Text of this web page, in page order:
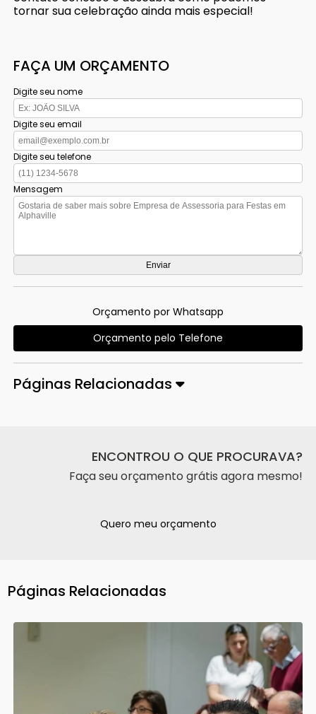
tornar sua celebração ainda mais especial!
FAÇA UM ORÇAMENTO
Digite seu nome
Digite seu email
Digite seu telefone
Mensagem
Orçamento por Whatsapp
Orçamento pelo Telefone
Páginas Relacionadas
ENCONTROU O QUE PROCURAVA?
Faça seu orçamento grátis agora mesmo!
Quero meu orçamento
Páginas Relacionadas